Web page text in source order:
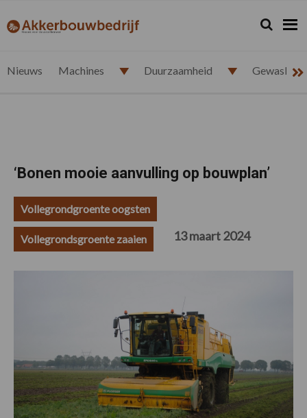
de
de
de
de
akkerbouwbedrijf.nl Zoeken...
Zoek
Nieuws Machines Duurzaamheid
‘Bonen mooie aanvulling op bouwplan’
Vollegrondgroente oogsten
Vollegrondsgroente zaaien 13 maart 2024